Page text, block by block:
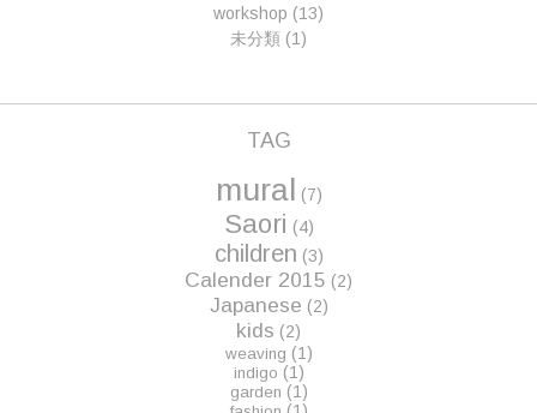
workshop (13)
未分類 (1)
TAG
mural (7)
Saori (4)
children (3)
Calender 2015 (2)
Japanese (2)
kids (2)
weaving (1)
indigo (1)
garden (1)